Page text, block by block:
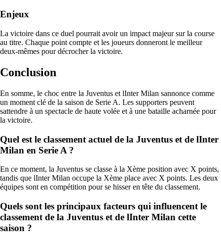
Enjeux
La victoire dans ce duel pourrait avoir un impact majeur sur la course
au titre. Chaque point compte et les joueurs donneront le meilleur
deux-mêmes pour décrocher la victoire.
Conclusion
En somme, le choc entre la Juventus et lInter Milan sannonce comme
un moment clé de la saison de Serie A. Les supporters peuvent
sattendre à un spectacle de haute volée et à une bataille acharnée pour
la victoire.
Quel est le classement actuel de la Juventus et de lInter
Milan en Serie A ?
En ce moment, la Juventus se classe à la Xème position avec X points,
tandis que lInter Milan occupe la Xème place avec X points. Les deux
équipes sont en compétition pour se hisser en tête du classement.
Quels sont les principaux facteurs qui influencent le
classement de la Juventus et de lInter Milan cette
saison ?